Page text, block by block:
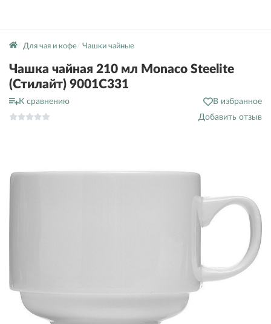
Для чая и кофе Чашки чайные
Чашка чайная 210 мл Monaco Steelite
(Стилайт) 9001C331
К сравнению
В избранное
Добавить отзыв